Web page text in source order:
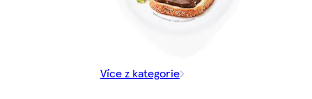
Více z kategorie